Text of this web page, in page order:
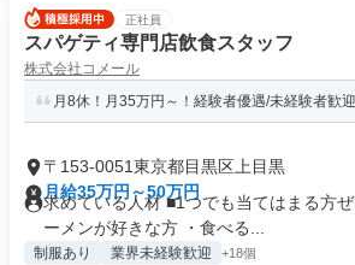
正社員
スパゲティ専門店飲食スタッフ
株式会社コメール
月8休！月35万円～！経験者優遇/未経験者歓
〒153-0051東京都目黒区上目黒
月給35万円～50万円
求めている人材 ■1つでも当てはまる方
ーメンが好きな方 ・食べる...
制服あり 業界未経験歓迎 +18個